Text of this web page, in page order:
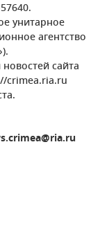
унитарное
агентство
сайта
crimea.ria.ru